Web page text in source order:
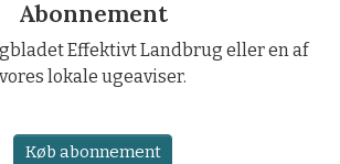
Abonnement
Effektivt Landbrug eller en af
vores lokale ugeaviser.
Køb abonnement